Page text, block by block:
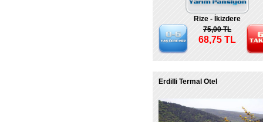
Rize - İkizdere
75,00 TL
68,75 TL
Erdilli Termal Otel